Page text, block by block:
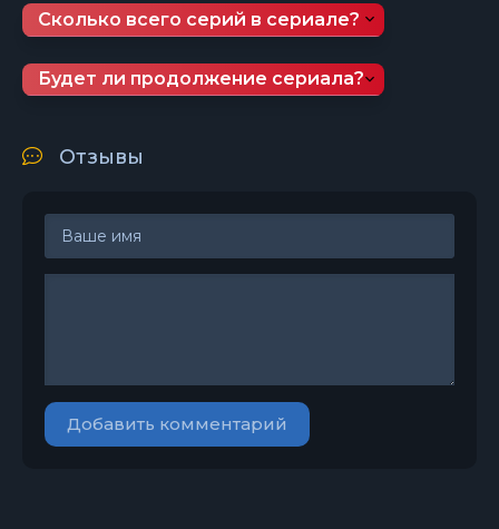
Сколько всего серий в сериале?
Будет ли продолжение сериала?
Отзывы
Добавить комментарий